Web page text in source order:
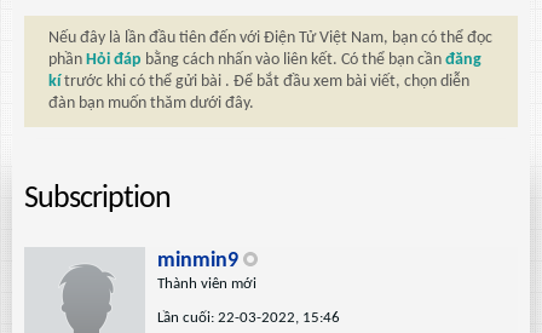
Nếu đây là lần đầu tiên đến với Điện Tử Việt Nam, bạn có thể đọc
phần Hỏi đáp bằng cách nhấn vào liên kết. Có thể bạn cần đăng
kí trước khi có thể gửi bài . Để bắt đầu xem bài viết, chọn diễn
đàn bạn muốn thăm dưới đây.
Subscription
minmin9
Thành viên mới
Lần cuối: 22-03-2022, 15:46